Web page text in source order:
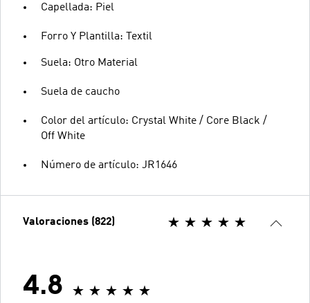
Capellada: Piel
Forro Y Plantilla: Textil
Suela: Otro Material
Suela de caucho
Color del artículo: Crystal White / Core Black /
Off White
Número de artículo: JR1646
Valoraciones (822)
4.8